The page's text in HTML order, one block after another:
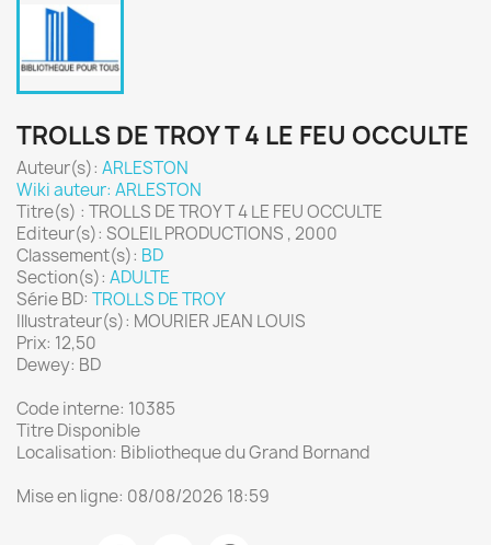
TROLLS DE TROY T 4 LE FEU OCCULTE
Auteur(s): ARLESTON
Wiki auteur: ARLESTON
Titre(s) : TROLLS DE TROY T 4 LE FEU OCCULTE
Editeur(s): SOLEIL PRODUCTIONS , 2000
Classement(s): BD
Section(s): ADULTE
Série BD: TROLLS DE TROY
Illustrateur(s): MOURIER JEAN LOUIS
Prix: 12,50
Dewey: BD
Code interne: 10385
Titre Disponible
Localisation: Bibliotheque du Grand Bornand
Mise en ligne: 08/08/2026 18:59